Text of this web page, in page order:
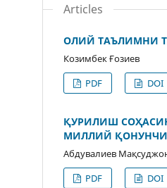
Articles
ОЛИЙ ТАЪЛИМНИ
Козимбек Ғозиев
PDF
DOI
ҚУРИЛИШ
МИЛЛИЙ
Абдувалиев
PDF
DOI